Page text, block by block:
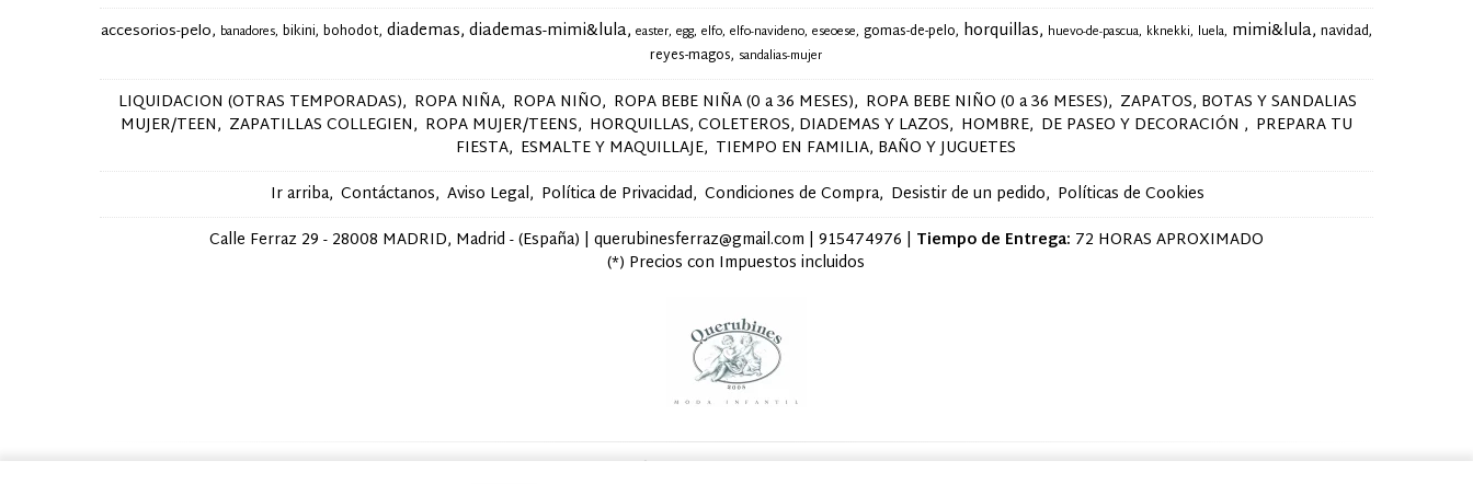
accesorios-pelo banadores bikini bohodot diademas diademas-mimi&lula easter egg elfo elfo-navideno eseoese gomas-de-pelo horquillas huevo-de-pascua kknekki luela mimi&lula navidad
reyes-magos sandalias-mujer
LIQUIDACION (OTRAS TEMPORADAS) ROPA NIÑA ROPA NIÑO ROPA BEBE NIÑA (0 a 36 MESES) ROPA BEBE NIÑO (0 a 36 MESES) ZAPATOS, BOTAS Y SANDALIAS
MUJER/TEEN ZAPATILLAS COLLEGIEN ROPA MUJER/TEENS HORQUILLAS, COLETEROS, DIADEMAS Y LAZOS HOMBRE DE PASEO Y DECORACIÓN
PREPARA TU
FIESTA ESMALTE Y MAQUILLAJE TIEMPO EN FAMILIA, BAÑO Y JUGUETES
Ir arriba Contáctanos Aviso Legal Política de Privacidad Condiciones de Compra Desistir de un pedido Políticas de Cookies
Calle Ferraz 29 - 28008 MADRID, Madrid - (España) | querubinesferraz@gmail.com | 915474976 | Tiempo de Entrega: 72 HORAS APROXIMADO
(*) Precios con Impuestos incluidos
Métodos de pago aceptados